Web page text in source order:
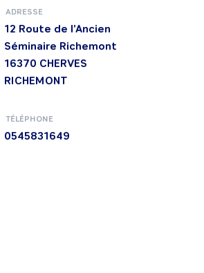
ADRESSE
12 Route de l'Ancien
Séminaire Richemont
16370 CHERVES
RICHEMONT
TÉLÉPHONE
0545831649